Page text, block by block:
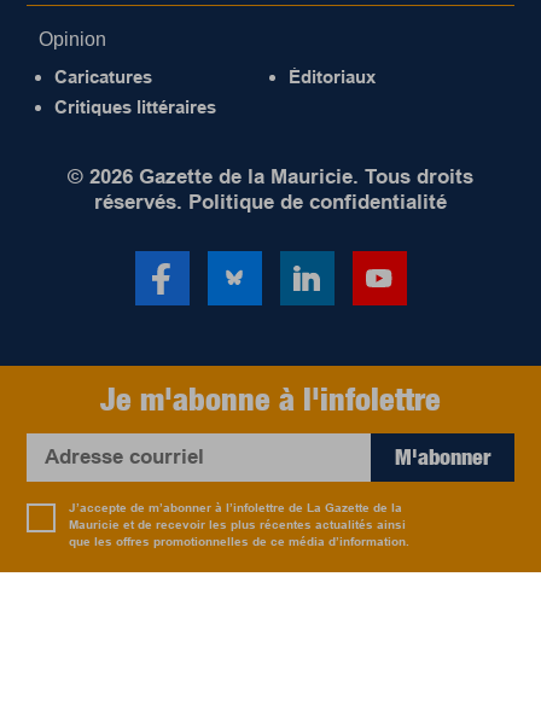
Opinion
Caricatures
Critiques littéraires
Éditoriaux
© 2026 Gazette de la Mauricie. Tous droits
réservés. Politique de confidentialité
Je m'abonne à l'infolettre
M'abonner
J’accepte de m’abonner à l’infolettre de La Gazette de la
Mauricie et de recevoir les plus récentes actualités ainsi
que les offres promotionnelles de ce média d’information.